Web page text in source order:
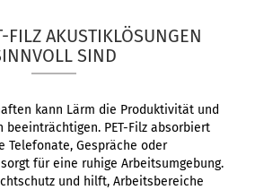
FILZ AKUSTIKLÖSUNGEN
SIND
kann Lärm die Produktivität und
PET-Filz absorbiert
Telefonate, Gespräche oder
für eine ruhige Arbeitsumgebung.
und hilft, Arbeitsbereiche